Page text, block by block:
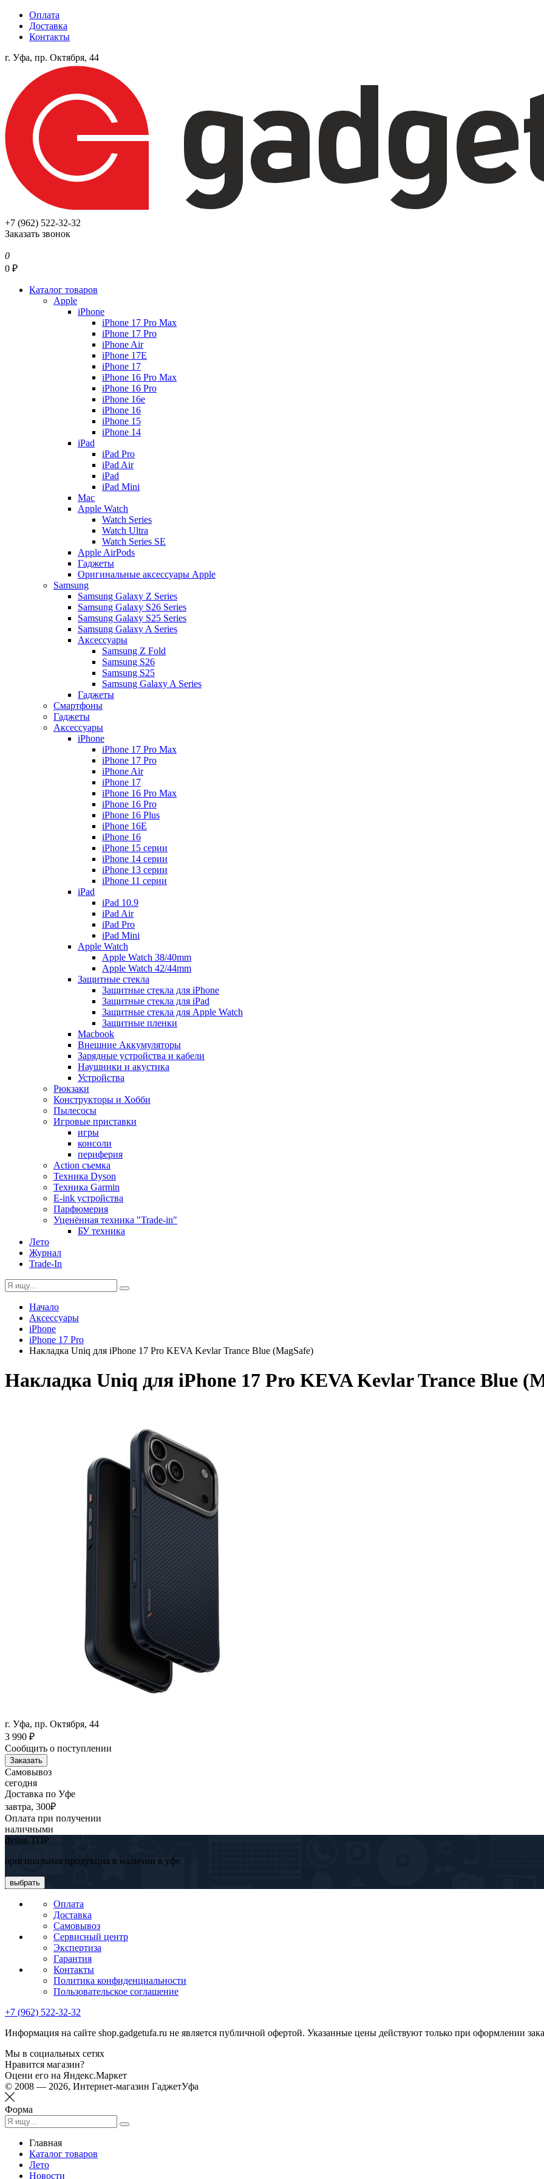
Оплата
Доставка
Контакты
г. Уфа, пр. Октября, 44
+7 (962) 522-32-32
Заказать звонок
0
0 ₽
Каталог товаров
Apple
iPhone
iPhone 17 Pro Max
iPhone 17 Pro
iPhone Air
iPhone 17E
iPhone 17
iPhone 16 Pro Max
iPhone 16 Pro
iPhone 16e
iPhone 16
iPhone 15
iPhone 14
iPad
iPad Pro
iPad Air
iPad
iPad Mini
Mac
Apple Watch
Watch Series
Watch Ultra
Watch Series SE
Apple AirPods
Гаджеты
Оригинальные аксессуары Apple
Samsung
Samsung Galaxy Z Series
Samsung Galaxy S26 Series
Samsung Galaxy S25 Series
Samsung Galaxy A Series
Аксессуары
Samsung Z Fold
Samsung S26
Samsung S25
Samsung Galaxy A Series
Гаджеты
Смартфоны
Гаджеты
Аксессуары
iPhone
iPhone 17 Pro Max
iPhone 17 Pro
iPhone Air
iPhone 17
iPhone 16 Pro Max
iPhone 16 Pro
iPhone 16 Plus
iPhone 16E
iPhone 16
iPhone 15 серии
iPhone 14 серии
iPhone 13 серии
iPhone 11 серии
iPad
iPad 10.9
iPad Air
iPad Pro
iPad Mini
Apple Watch
Apple Watch 38/40mm
Apple Watch 42/44mm
Защитные стекла
Защитные стекла для iPhone
Защитные стекла для iPad
Защитные стекла для Apple Watch
Защитные пленки
Macbook
Внешние Аккумуляторы
Зарядные устройства и кабели
Наушники и акустика
Устройства
Рюкзаки
Конструкторы и Хобби
Пылесосы
Игровые приставки
игры
консоли
периферия
Action съемка
Техника Dyson
Техника Garmin
E-ink устройства
Парфюмерия
Уценённая техника "Trade-in"
БУ техника
Лето
Журнал
Trade-In
Начало
Аксессуары
iPhone
iPhone 17 Pro
Накладка Uniq для iPhone 17 Pro KEVA Kevlar Trance Blue (MagSafe)
Накладка Uniq для iPhone 17 Pro KEVA Kevlar Trance Blue
г. Уфа, пр. Октября, 44
3 990 ₽
Сообщить о поступлении
Заказать
Самовывоз
сегодня
Доставка по Уфе
завтра, 300₽
Оплата при получении
наличными
dyson TOP
оригинальная продукция в наличии в уфе
выбрать
Оплата
Доставка
Самовывоз
Сервисный центр
Экспертиза
Гарантия
Контакты
Политика конфиденциальности
Пользовательское соглашение
+7 (962) 522-32-32
Информация на сайте shop.gadgetufa.ru не является публичной офертой. Указанные цены действуют только при оформлении
Мы в социальных сетях
Нравится магазин?
Оцени его на Яндекс.Маркет
© 2008 — 2026, Интернет-магазин ГаджетУфа
Форма
Главная
Каталог товаров
Лето
Новости